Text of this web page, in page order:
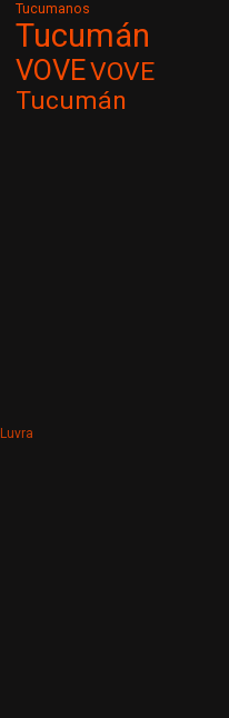
Tucumanos
Tucumán
VOVEVOVE
Tucumán
Luvra